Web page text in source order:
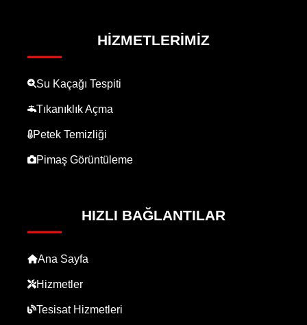
HIZMETLERIMIZ
Su Kaçağı Tespiti
Tıkanıklık Açma
Petek Temizliği
Pimaş Görüntüleme
HIZLI BAĞLANTILAR
Ana Sayfa
Hizmetler
Tesisat Hizmetleri